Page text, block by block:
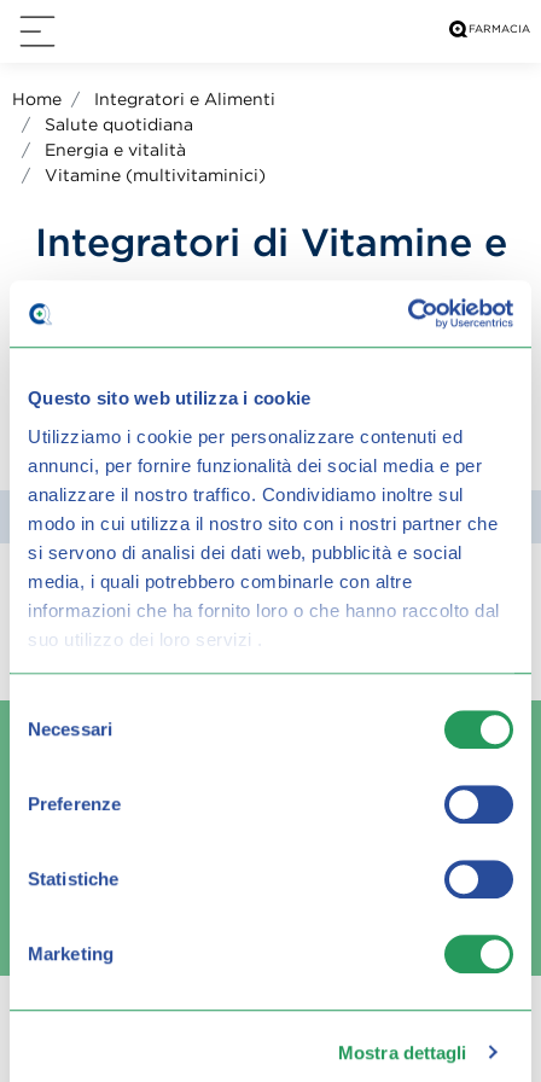
Questo sito web utilizza i cookie
Utilizziamo i cookie per personalizzare contenuti ed
annunci, per fornire funzionalità dei social media e per
analizzare il nostro traffico. Condividiamo inoltre sul
modo in cui utilizza il nostro sito con i nostri partner che
si servono di analisi dei dati web, pubblicità e social
media, i quali potrebbero combinarle con altre
informazioni che ha fornito loro o che hanno raccolto dal
suo utilizzo dei loro servizi .
Selezione
delNecessari
Preferenze
Statistiche
Marketing
Mostra dettagli
Home
Integratori e Alimenti
Salute quotidiana
Energia e vitalità
Vitamine (multivitaminici)
Integratori di Vitamine e
Multivitaminici
condividi su:
Filtra
Spiacenti, ma non è stato trovato alcun
risultato per:
Pagamenti sicuri